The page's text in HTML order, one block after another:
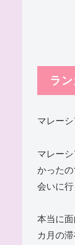
ラ
マレー
マレー
かった
会いに行
本当に
カ月の